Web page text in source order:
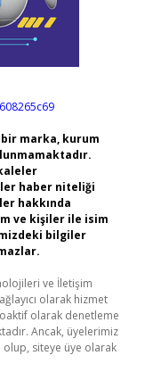
marka, kurum
haber niteliği
hakkında
ve kişiler ile isim
bilgiler
ve İletişim
olarak hizmet
olarak denetleme
Ancak, üyelerimiz
olup, siteye üye olarak